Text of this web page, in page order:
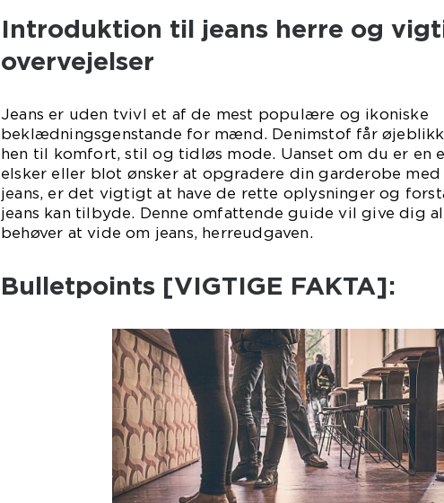
Introduktion til jeans herre og
overvejelser
Jeans er uden tvivl et af de mest populære og ikoniske
beklædningsgenstande for mænd. Denimstof får
hen til komfort, stil og tidløs mode. Uanset om du er en
elsker eller blot ønsker at opgradere din garderobe
jeans, er det vigtigt at have de rette oplysninger og
jeans kan tilbyde. Denne omfattende guide vil give dig
behøver at vide om jeans, herreudgaven.
Bulletpoints [VIGTIGE FAKTA]: